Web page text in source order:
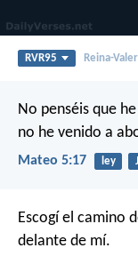
RVR95 Reina-
No penséis que
no he venido a
Mateo 5:17 ley
Escogí el camino
delante de mí.